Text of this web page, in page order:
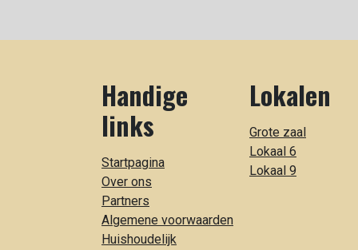
Handige
links
Startpagina
Over ons
Partners
Algemene voorwaarden
Huishoudelijk
Lokalen
Grote zaal
Lokaal 6
Lokaal 9